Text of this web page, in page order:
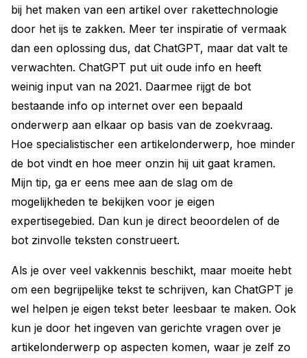
bij het maken van een artikel over rakettechnologie
door het ijs te zakken. Meer ter inspiratie of vermaak
dan een oplossing dus, dat ChatGPT, maar dat valt te
verwachten. ChatGPT put uit oude info en heeft
weinig input van na 2021. Daarmee rijgt de bot
bestaande info op internet over een bepaald
onderwerp aan elkaar op basis van de zoekvraag.
Hoe specialistischer een artikelonderwerp, hoe minder
de bot vindt en hoe meer onzin hij uit gaat kramen.
Mijn tip, ga er eens mee aan de slag om de
mogelijkheden te bekijken voor je eigen
expertisegebied. Dan kun je direct beoordelen of de
bot zinvolle teksten construeert.
Als je over veel vakkennis beschikt, maar moeite hebt
om een begrijpelijke tekst te schrijven, kan ChatGPT je
wel helpen je eigen tekst beter leesbaar te maken. Ook
kun je door het ingeven van gerichte vragen over je
artikel­onderwerp op aspecten komen, waar je zelf zo